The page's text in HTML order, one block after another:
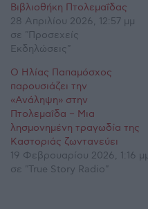
Βιβλιοθήκη Πτολεμαΐδας
28 Απριλίου 2026, 12:57 μμ
σε "Προσεχείς
Εκδηλώσεις"
Ο Ηλίας Παπαμόσχος
παρουσιάζει την
«Ανάληψη» στην
Πτολεμαΐδα – Μια
λησμονημένη τραγωδία της
Καστοριάς ζωντανεύει
19 Φεβρουαρίου 2026, 1:16
σε "True Story Radio"